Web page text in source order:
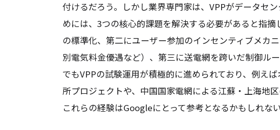
付けるだろう。しかし業界専門家は、VPPがデータセ
めには、3つの核心的課題を解決する必要があると指
の標準化、第二にユーザー参加のインセンティブメカ
別電気料金優遇など）、第三に送電網を跨いだ制御ル
でもVPPの試験運用が積極的に進められており、例え
所プロジェクトや、中国国家電網による江蘇・上海地
これらの経験はGoogleにとって参考となるかもしれない